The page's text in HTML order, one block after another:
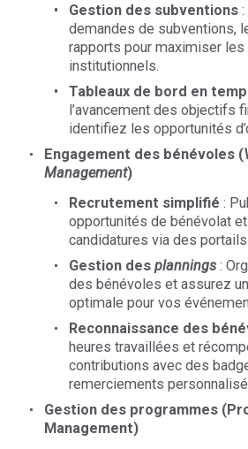
Gestion des subventions
demandes de subventions,
rapports pour maximiser les
institutionnels.
Tableaux de bord en
l’avancement des objectifs
identifiez les opportunités
Engagement des bénévoles (
Management)
Recrutement simplifié :
opportunités de bénévolat
candidatures via des
Gestion des plannings :
des bénévoles et assurez
optimale pour vos
Reconnaissance des
heures travaillées et
contributions avec des
remerciements
Gestion des programmes
Management)